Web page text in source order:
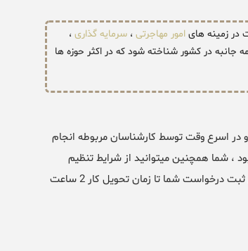
در زمینه های امور مهاجرتی ، سرمایه گذاری ،
در کشور شناخته شود که در اکثر حوزه ها
اسرع وقت توسط کارشناسان مربوطه انجام
متغییر خواهد بود ، شما همچنین میتوانید از شرایط تنظیم
نمونه دادخواست مطالبه خسارت خارج از نوبت و آنی استفاده نمایید که حداکثر از زمان ثبت درخواست شما تا زمان تحویل کار 2 ساعت